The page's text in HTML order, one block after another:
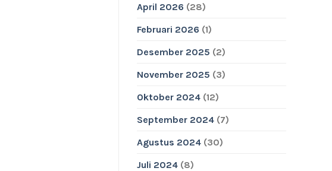
April 2026 (28)
Februari 2026 (1)
Desember 2025 (2)
November 2025 (3)
Oktober 2024(12)
September 2024(7)
Agustus 2024(30)
Juli 2024(8)